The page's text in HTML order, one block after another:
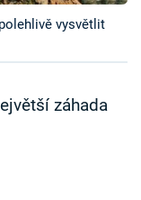
vysvětlit
záhada